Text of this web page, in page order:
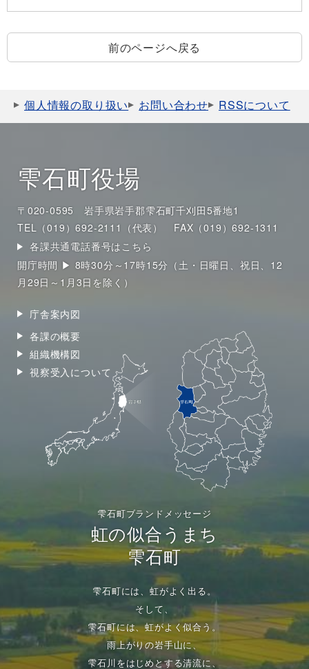
前のページへ戻る
個人情報の取り扱い お問い合わせ RSSについて
雫石町役場
〒020-0595 岩手県岩手郡雫石町千刈田5番地1
TEL（019）692-2111（代表）
FAX（019）692-1311
各課共通電話番号はこちら
開庁時間 ▶ 8時30分～17時15分（土・日曜日、祝日、12
月29日～1月3日を除く）
庁舎案内図
各課の概要
組織機構図
視察受入について
雫石町ブランドメッセージ
虹の似合うまち
雫石町
雫石町には、虹がよく出る。
そして、
雫石町には、虹がよく似合う。
雨上がりの岩手山に、
雫石川をはじめとする清流に、